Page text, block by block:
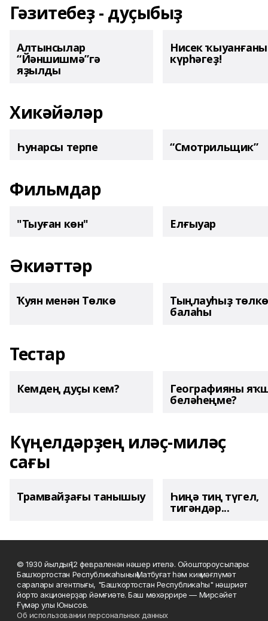
Гәзитебеҙ - дуҫыбыҙ
Алтынсылар
“Йәншишмә”гә
яҙылды
Нисек
күрһәгеҙ!
Хикәйәләр
Һунарсы терпе “Смотрильщик”
Фильмдар
"Тыуған көн" Елғыуар
Әкиәттәр
Ҡуян менән Төлкө Тыңлауһыҙ төлкө
балаһы
Тестар
Кемдең дуҫы кем? Географияны
беләһеңме?
Күңелдәрҙең иләҫ-миләҫ
сағы
Трамвайҙағы танышыу Һиңә тиң түгел,
тигәндәр...
© 1930 йылдың 12 февраленән нәшер ителә. Ойоштороусылары:
Башҡортостан Республикаһының Матбуғат һәм киң мәғлүмәт
саралары агентлығы, "Башҡортостан Республикаһы" нәшриәт
йорто акционерҙар йәмғиәте. Баш мөхәррире — Мирсәйет
Ғүмәр улы Юнысов.
Об использовании персональных данных